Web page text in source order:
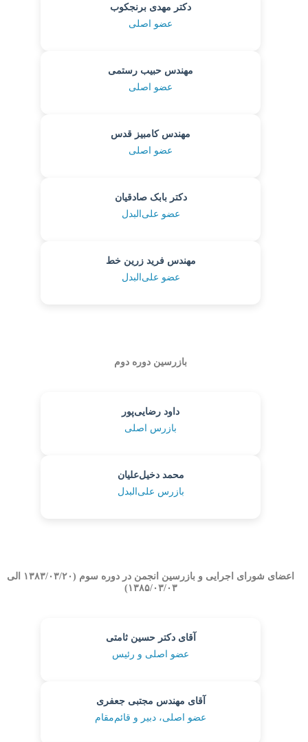
دکتر مهدی برنجکوب
عضو اصلی
مهندس حبیب رستمی
عضو اصلی
مهندس کامبیز قدس
عضو اصلی
دکتر بابک صادقیان
عضو علی‌البدل
مهندس فرید زرین خط
عضو علی‌البدل
بازرسین دوره دوم
داود رضایی‌پور
بازرس اصلی
محمد دخیل‌علیان
بازرس علی‌البدل
اعضای شورای اجرایی و بازرسین انجمن در دوره سوم (۱۳۸۳/۰۳/۲۰ الی
۱۳۸۵/۰۳/۰۳)
آقای دکتر حسین ثامتی
عضو اصلی و رئیس
آقای مهندس مجتبی جعفری
عضو اصلی، دبیر و قائم‌مقام